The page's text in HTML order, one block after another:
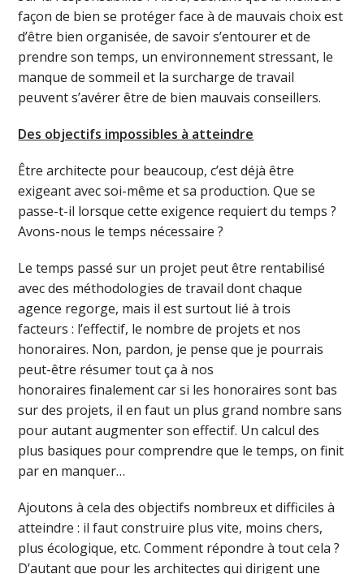
façon de bien se protéger face à de mauvais choix est
d’être bien organisée, de savoir s’entourer et de
prendre son temps, un environnement stressant, le
manque de sommeil et la surcharge de travail
peuvent s’avérer être de bien mauvais conseillers.
Des objectifs impossibles à atteindre
Être architecte pour beaucoup, c’est déjà être
exigeant avec soi-même et sa production. Que se
passe-t-il lorsque cette exigence requiert du temps ?
Avons-nous le temps nécessaire ?
Le temps passé sur un projet peut être rentabilisé
avec des méthodologies de travail dont chaque
agence regorge, mais il est surtout lié à trois
facteurs : l’effectif, le nombre de projets et nos
honoraires. Non, pardon, je pense que je pourrais
peut-être résumer tout ça à nos
honoraires finalement car si les honoraires sont bas
sur des projets, il en faut un plus grand nombre sans
pour autant augmenter son effectif. Un calcul des
plus basiques pour comprendre que le temps, on finit
par en manquer…
Ajoutons à cela des objectifs nombreux et difficiles à
atteindre : il faut construire plus vite, moins chers,
plus écologique, etc. Comment répondre à tout cela ?
D’autant que pour les architectes qui dirigent une